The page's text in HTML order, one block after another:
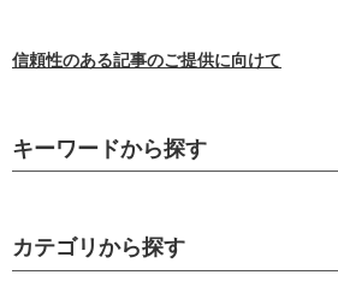
信頼性のある記事のご提供に向けて
キーワードから探す
カテゴリから探す